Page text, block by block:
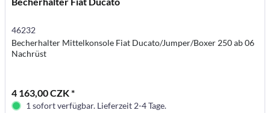
46232
Becherhalter Mittelkonsole Fiat Ducato/Jumper/Boxer 250 ab 06
Nachrüst
4 163,00 CZK *
1 sofort verfügbar. Lieferzeit 2-4 Tage.